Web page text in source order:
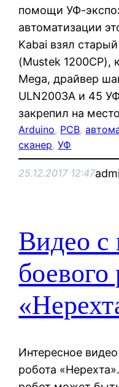
помощи УФ-
автоматизации
Kabai взял
(Mustek 1200CP),
Mega, драйвер
ULN2003A и 45
закрепил на
Arduino, PCB,
сканер, УФ
25.12.2017 12:47
Видео с
боевого
Интересное
робота